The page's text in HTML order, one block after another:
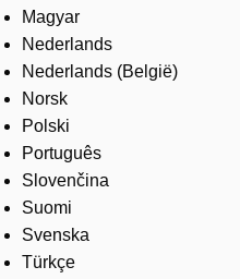
Magyar
Nederlands
Nederlands (België)
Norsk
Polski
Português
Slovenčina
Suomi
Svenska
Türkçe